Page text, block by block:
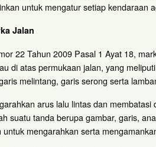
untuk mengatur setiap kendaraan
Jalan
22 Tahun 2009 Pasal 1 Ayat 18,
di atas permukaan jalan, yang
melintang, garis serong serta
arus lalu lintas dan membatasi
suatu tanda berupa gambar, garis,
mengarahkan serta